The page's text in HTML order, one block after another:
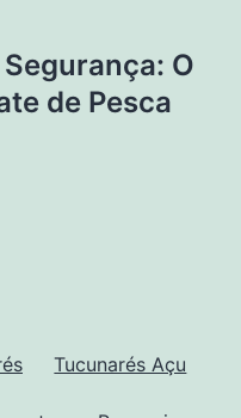
O
de Pesca
Tucunarés Açu